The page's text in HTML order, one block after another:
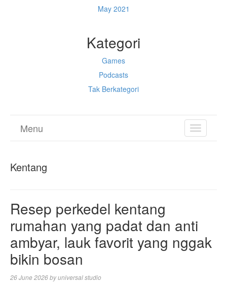
May 2021
Kategori
Games
Podcasts
Tak Berkategori
TOGGLE
Menu
Kentang
Resep perkedel kentang
rumahan yang padat dan anti
ambyar, lauk favorit yang nggak
bikin bosan
26 June 2026byuniversal studio